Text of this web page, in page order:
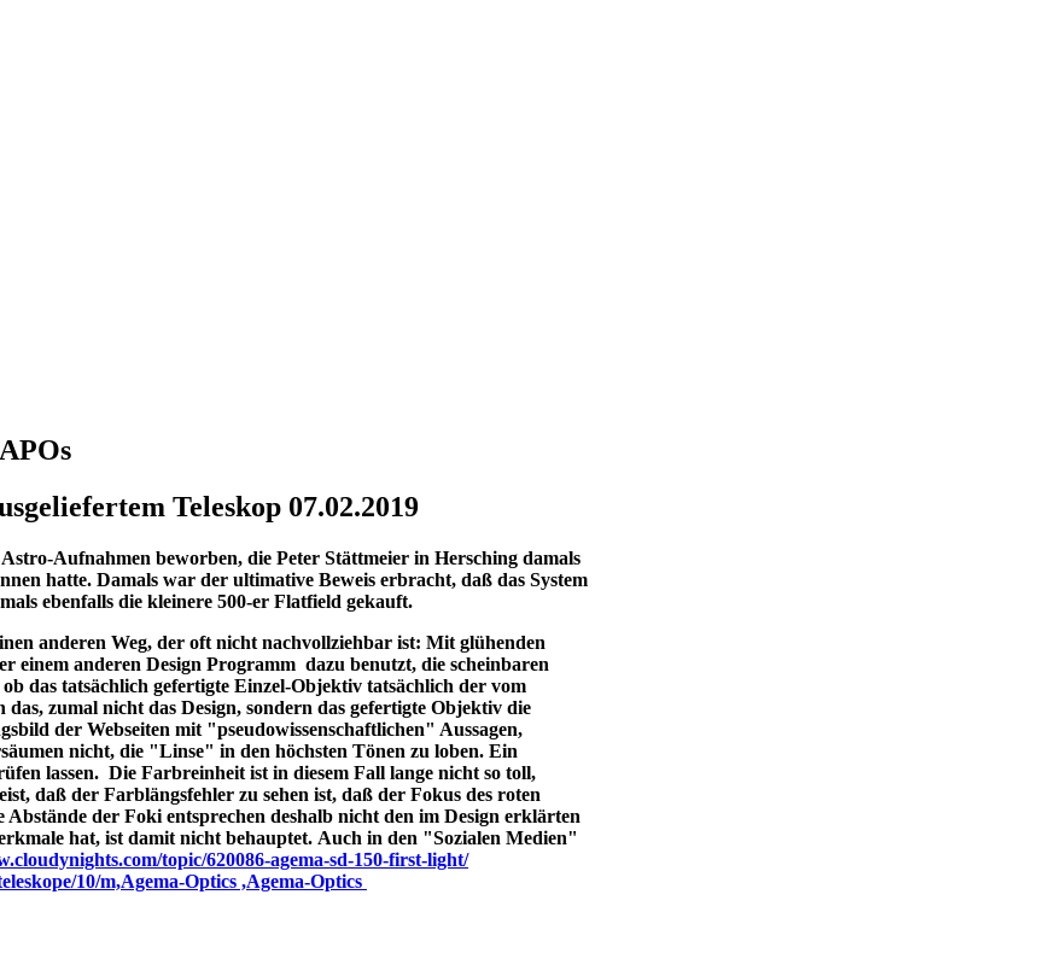
Teleskop 07.02.2019
Aufnahmen beworben, die Peter Stättmeier in Hersching damals
hatte. Damals war der ultimative Beweis erbracht, daß das System
ebenfalls die kleinere 500-er Flatfield gekauft.
anderen Weg, der oft nicht nachvollziehbar ist: Mit glühenden
einem anderen Design Programm dazu benutzt, die scheinbaren
das tatsächlich gefertigte Einzel-Objektiv tatsächlich der vom
zumal nicht das Design, sondern das gefertigte Objektiv die
der Webseiten mit "pseudowissenschaftlichen" Aussagen,
nicht, die "Linse" in den höchsten Tönen zu loben. Ein
lassen. Die Farbreinheit ist in diesem Fall lange nicht so toll,
daß der Farblängsfehler zu sehen ist, daß der Fokus des roten
der Foki entsprechen deshalb nicht den im Design erklärten
hat, ist damit nicht behauptet. Auch in den "Sozialen Medien"
topic/620086-agema-sd-150-first-light/
10/m,Agema-Optics ,Agema-Optics